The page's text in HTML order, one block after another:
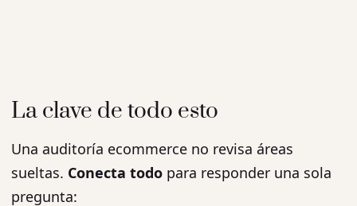
La clave de todo esto
Una auditoría ecommerce no revisa áreas
sueltas. Conecta todo para responder una sola
pregunta: